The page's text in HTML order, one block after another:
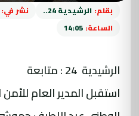
بقلم: الرشيدية 24.. نشر في:
الساعة: 14:05
الرشيدية 24 : متابعة
استقبل المدير العام